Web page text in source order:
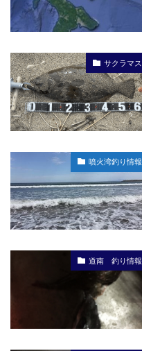
サクラマス
噴火湾釣り情報
道南 釣り情報